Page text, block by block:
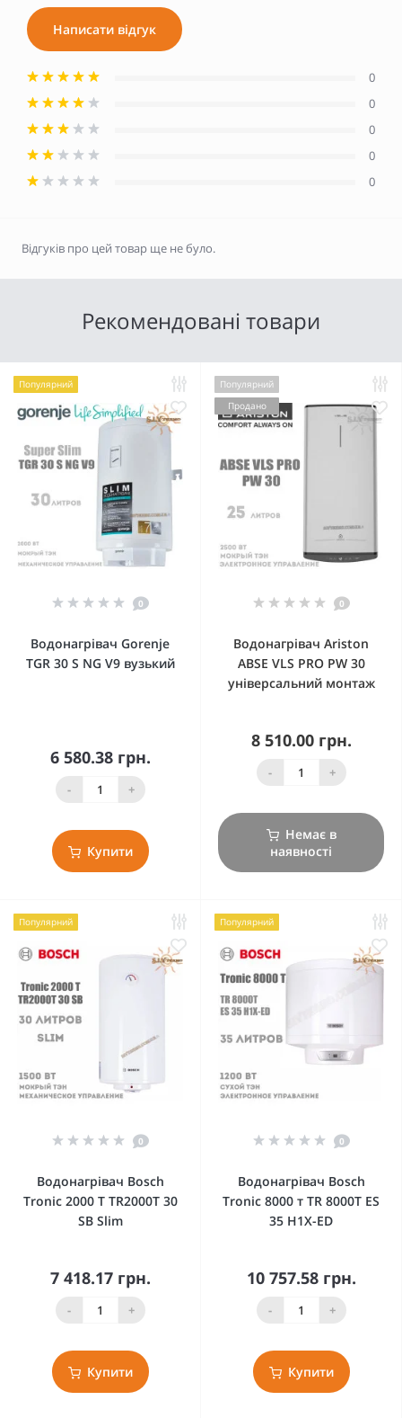
Написати відгук
0
0
0
0
0
Відгуків про цей товар ще не було.
Рекомендовані товари
Популярний
0
Водонагрівач Gorenje
TGR 30 S NG V9 вузький
6 580.38 грн.
- +
Купити
Популярний
Продано
0
Водонагрівач Ariston
ABSE VLS PRO PW 30
універсальний монтаж
8 510.00 грн.
- +
Немає в
наявності
Популярний
0
Водонагрівач Bosch
Tronic 2000 T TR2000T 30
SB Slim
7 418.17 грн.
- +
Купити
Популярний
0
Водонагрівач Bosch
Tronic 8000 т TR 8000T ES
35 H1X-ED
10 757.58 грн.
- +
Купити